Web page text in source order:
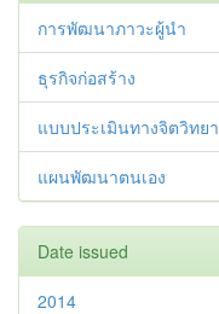
การพัฒนาภาวะผู้นำ
ธุรกิจก่อสร้าง
แบบประเมินทางจิตวิทยา
แผนพัฒนาตนเอง
Date issued
2014